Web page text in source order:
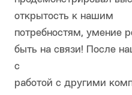
открытость к нашим
потребностям, умение
быть на связи! После
с
работой с другими